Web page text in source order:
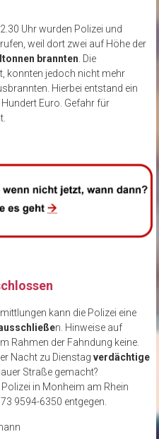
Uhr wurden Polizei und
weil dort zwei auf Höhe der
brannten . Die
konnten jedoch nicht mehr
Hierbei entstand ein
Euro. Gefahr für
kann die Polizei eine
n. Hinweise auf
Rahmen der Fahndung keine.
Nacht zu Dienstag verdächtige
Straße gemacht?
in Monheim am Rhein
9594-6350 entgegen.